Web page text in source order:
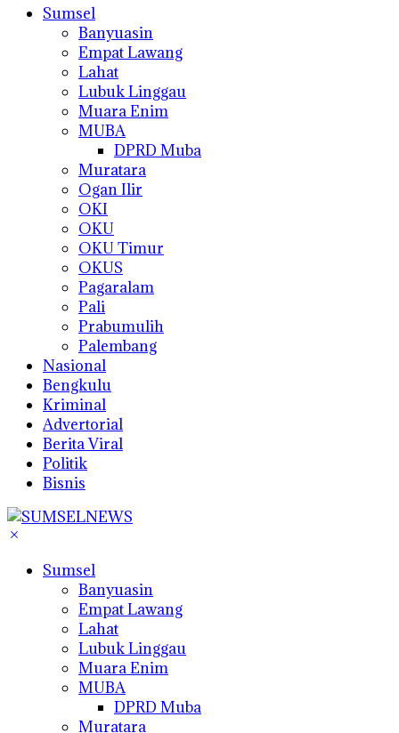
Sumsel
Banyuasin
Empat Lawang
Lahat
Lubuk Linggau
Muara Enim
MUBA
DPRD Muba
Muratara
Ogan Ilir
OKI
OKU
OKU Timur
OKUS
Pagaralam
Pali
Prabumulih
Palembang
Nasional
Bengkulu
Kriminal
Advertorial
Berita Viral
Politik
Bisnis
Sumsel
Banyuasin
Empat Lawang
Lahat
Lubuk Linggau
Muara Enim
MUBA
DPRD Muba
Muratara